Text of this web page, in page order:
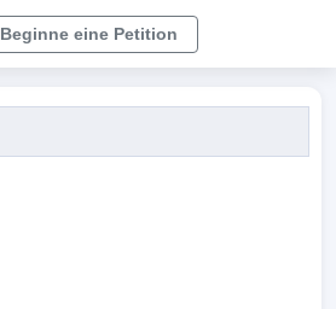
Beginne eine Petition